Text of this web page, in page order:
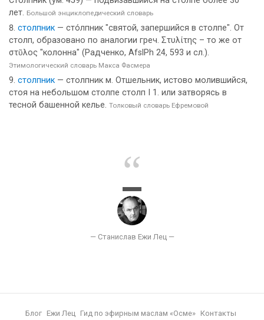
лет. Большой энциклопедический словарь
столпник — сто́лпник "святой, запершийся в столпе". От
столп, образовано по аналогии греч. Στυλίτης – то же от
στῦλος "колонна" (Радченко, AfslPh 24, 593 и сл.).
Этимологический словарь Макса Фасмера
столпник — столпник м. Отшельник, истово молившийся,
стоя на небольшом столпе столп I 1. или затворясь в
тесной башенной келье. Толковый словарь Ефремовой
Блог Ежи Лец Гид по эфирным маслам «Осме» Контакты